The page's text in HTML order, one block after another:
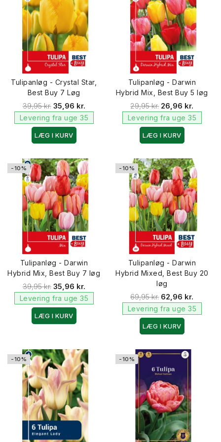
Tulipanløg - Crystal Star,
Best Buy 7 Løg
39,95 kr. 35,96 kr.
Levering fra uge 35
LÆG I KURV
Tulipanløg - Darwin
Hybrid Mix, Best Buy 5 løg
29,95 kr. 26,96 kr.
Levering fra uge 35
LÆG I KURV
-10%
Tulipanløg - Darwin
Hybrid Mix, Best Buy 7 løg
39,95 kr. 35,96 kr.
Levering fra uge 35
LÆG I KURV
-10%
Tulipanløg - Darwin
Hybrid Mixed, Best Buy 20
løg
69,95 kr. 62,96 kr.
Levering fra uge 35
LÆG I KURV
-10% -10%